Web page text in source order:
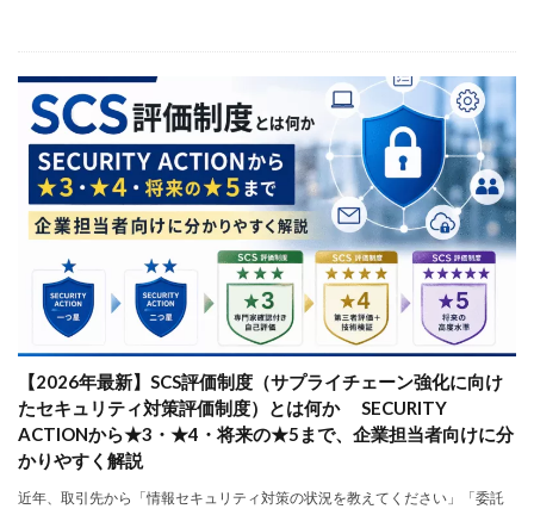
【2026年最新】SCS評価制度（サプライチェーン強化に向け
たセキュリティ対策評価制度）とは何か SECURITY
ACTIONから★3・★4・将来の★5まで、企業担当者向けに分
かりやすく解説
近年、取引先から「情報セキュリティ対策の状況を教えてください」「委託